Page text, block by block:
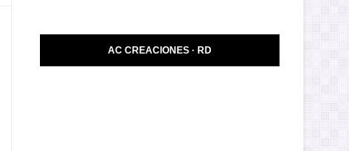
AC CREACIONES · RD